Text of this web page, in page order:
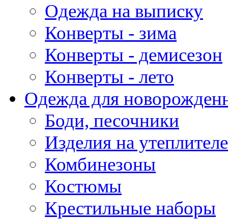
Одежда на выписку
Конверты - зима
Конверты - демисезон
Конверты - лето
Одежда для
Боди, песочники
Изделия на утеплителе
Комбинезоны
Костюмы
Крестильные наборы